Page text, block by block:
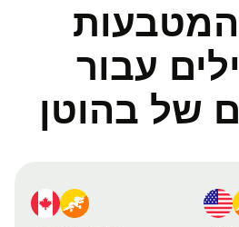
עבור
של בהוטן